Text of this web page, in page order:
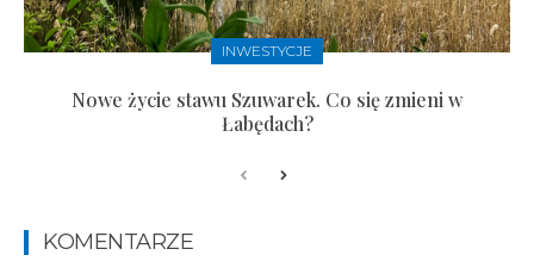
INWESTYCJE
Nowe życie stawu Szuwarek. Co się zmieni w
Łabędach?
KOMENTARZE